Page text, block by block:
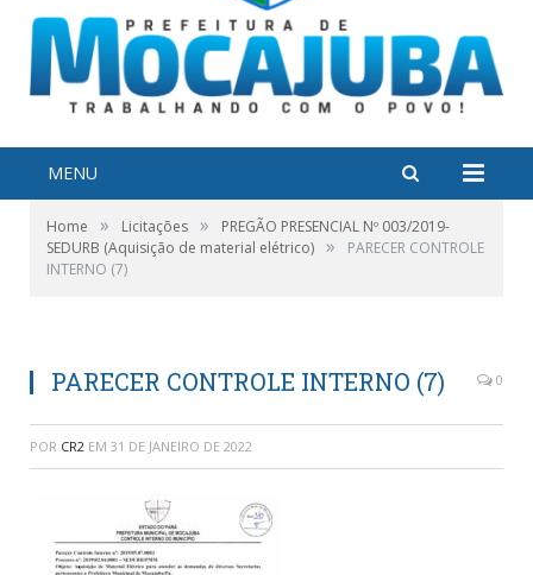
MENU
Home » Licitações »
PREGÃO PRESENCIAL Nº 003/2019-
SEDURB (Aquisição de material elétrico) »
PARECER CONTROLE
INTERNO (7)
PARECER CONTROLE INTERNO (7) 0
POR CR2 EM 31 DE JANEIRO DE 2022